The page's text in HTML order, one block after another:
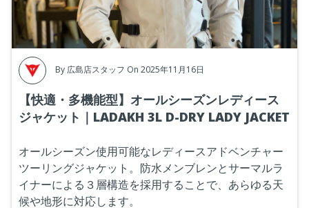
By 広島店スタッフ On 2025年11月16日
【快適・多機能型】オールシーズンレディース
ジャケット｜LADAKH 3L D-DRY LADY JACKET
オールシーズン使用可能なレディースアドベンチャー
ツーリングジャケット。防水メンブレンとサーマルラ
イナーによる３層構造を採用することで、あらゆる天
候や地形に対応します。